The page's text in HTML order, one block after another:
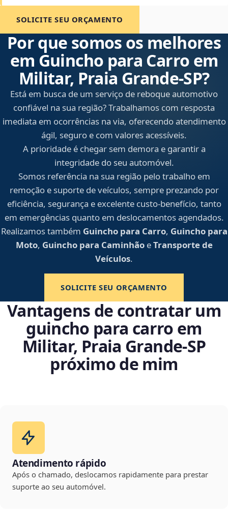
SOLICITE SEU ORÇAMENTO
Por que somos os melhores
em Guincho para Carro em
Militar, Praia Grande‑SP?
Está em busca de um serviço de reboque automotivo
confiável na sua região? Trabalhamos com resposta
imediata em ocorrências na via, oferecendo atendimento
ágil, seguro e com valores acessíveis.
A prioridade é chegar sem demora e garantir a
integridade do seu automóvel.
Somos referência na sua região pelo trabalho em
remoção e suporte de veículos, sempre prezando por
eficiência, segurança e excelente custo-benefício, tanto
em emergências quanto em deslocamentos agendados.
Realizamos também Guincho para Carro, Guincho para
Moto, Guincho para CaminhãoeTransporte de
Veículos.
SOLICITE SEU ORÇAMENTO
Vantagens de contratar um
guincho para carro em
Militar, Praia Grande‑SP
próximo de mim
Atendimento rápido
Após o chamado, deslocamos rapidamente para prestar
suporte ao seu automóvel.